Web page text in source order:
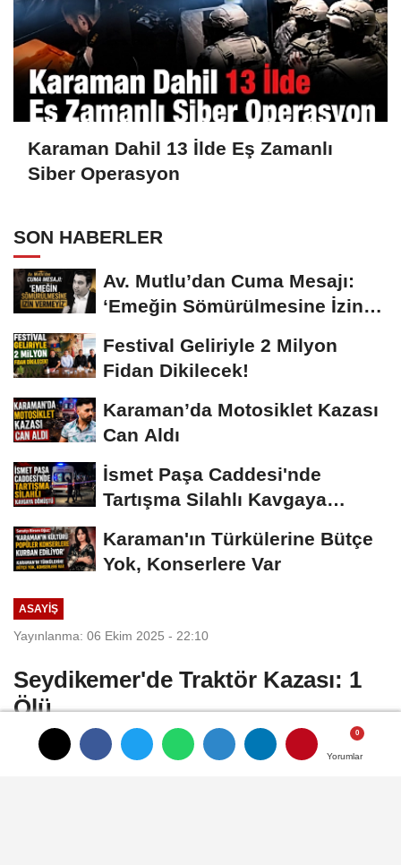
Yorumlar
Yorumlar
Karaman Dahil 13 İlde Eş Zamanlı
Siber Operasyon
SON HABERLER
Av. Mutlu’dan Cuma Mesajı:
‘Emeğin Sömürülmesine İzin
Festival Geliriyle 2 Milyon
Fidan Dikilecek!
Karaman’da Motosiklet Kazası
Can Aldı
İsmet Paşa Caddesi'nde
Tartışma Silahlı Kavgaya
Karaman'ın Türkülerine Bütçe
Yok, Konserlere Var
ASAYIŞ
Yayınlanma: 06 Ekim 2025 - 22:10
Seydikemer'de Traktör Kazası: 1
Ölü
Muğla'nın Seydikemer ilçesi Eşen
Yorumlar